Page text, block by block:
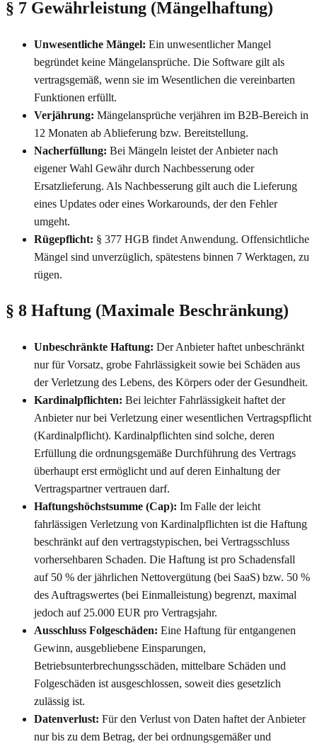
§ 7 Gewährleistung (Mängelhaftung)
Unwesentliche Mängel: Ein unwesentlicher Mangel
begründet keine Mängelansprüche. Die Software gilt als
vertragsgemäß, wenn sie im Wesentlichen die vereinbarten
Funktionen erfüllt.
Verjährung: Mängelansprüche verjähren im B2B-Bereich in
12 Monaten ab Ablieferung bzw. Bereitstellung.
Nacherfüllung: Bei Mängeln leistet der Anbieter nach
eigener Wahl Gewähr durch Nachbesserung oder
Ersatzlieferung. Als Nachbesserung gilt auch die Lieferung
eines Updates oder eines Workarounds, der den Fehler
umgeht.
Rügepflicht: § 377 HGB findet Anwendung. Offensichtliche
Mängel sind unverzüglich, spätestens binnen 7 Werktagen, zu
rügen.
§ 8 Haftung (Maximale Beschränkung)
Unbeschränkte Haftung: Der Anbieter haftet unbeschränkt
nur für Vorsatz, grobe Fahrlässigkeit sowie bei Schäden aus
der Verletzung des Lebens, des Körpers oder der Gesundheit.
Kardinalpflichten: Bei leichter Fahrlässigkeit haftet der
Anbieter nur bei Verletzung einer wesentlichen Vertragspflicht
(Kardinalpflicht). Kardinalpflichten sind solche, deren
Erfüllung die ordnungsgemäße Durchführung des Vertrags
überhaupt erst ermöglicht und auf deren Einhaltung der
Vertragspartner vertrauen darf.
Haftungshöchstsumme (Cap): Im Falle der leicht
fahrlässigen Verletzung von Kardinalpflichten ist die Haftung
beschränkt auf den vertragstypischen, bei Vertragsschluss
vorhersehbaren Schaden. Die Haftung ist pro Schadensfall
auf 50 % der jährlichen Nettovergütung (bei SaaS) bzw. 50 %
des Auftragswertes (bei Einmalleistung) begrenzt, maximal
jedoch auf 25.000 EUR pro Vertragsjahr.
Ausschluss Folgeschäden: Eine Haftung für entgangenen
Gewinn, ausgebliebene Einsparungen,
Betriebsunterbrechungsschäden, mittelbare Schäden und
Folgeschäden ist ausgeschlossen, soweit dies gesetzlich
zulässig ist.
Datenverlust: Für den Verlust von Daten haftet der Anbieter
nur bis zu dem Betrag, der bei ordnungsgemäßer und